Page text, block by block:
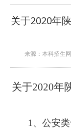
关于2020年
来源：本科招生网
关于2020年
1、公安